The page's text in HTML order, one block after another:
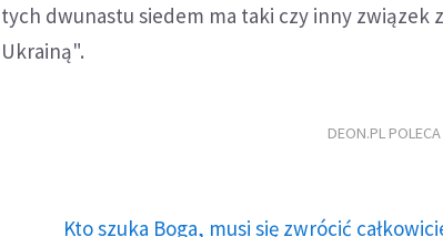
tych dwunastu siedem ma taki czy inny związek
Ukrainą".
DEON.PL POLECA
Kto szuka Boga, musi się zwrócić